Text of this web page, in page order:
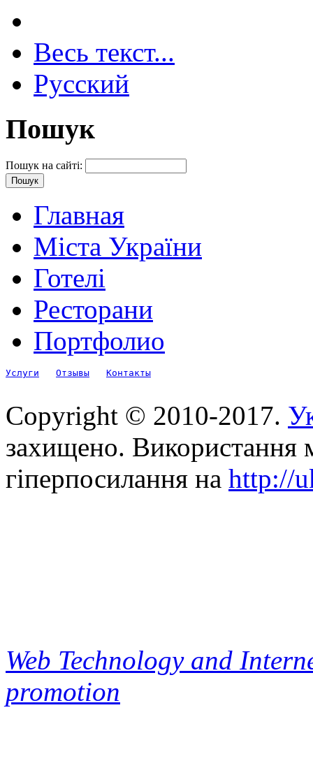
Весь текст...
Русский
Пошук
Пошук на сайті:
Главная
Міста України
Готелі
Ресторани
Портфолио
Услуги Отзывы Контакты
Copyright © 2010-2017.
захищено. Використання
гіперпосилання на http://
Web Technology and
promotion